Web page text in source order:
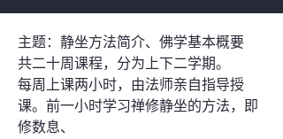
主题：静坐方法简介、佛学基本概要
共二十周课程，分为上下二学期。
每周上课两小时，由法师亲自指导授
课。前一小时学习禅修静坐的方法，即
修数息、